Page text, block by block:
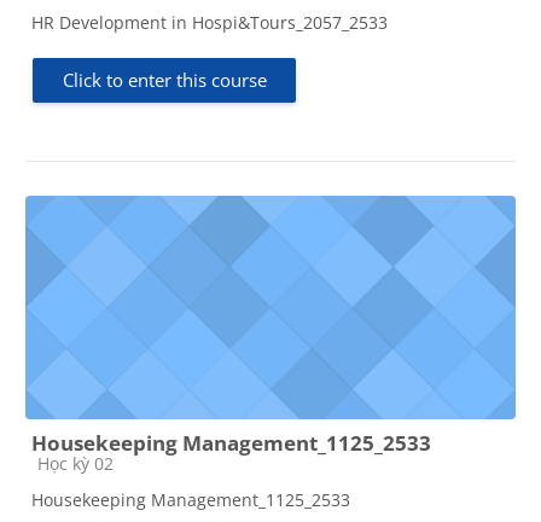
HR Development in Hospi&Tours_2057_2533
Click to enter this course
Housekeeping Management_1125_2533
Course category
Học kỳ 02
Housekeeping Management_1125_2533